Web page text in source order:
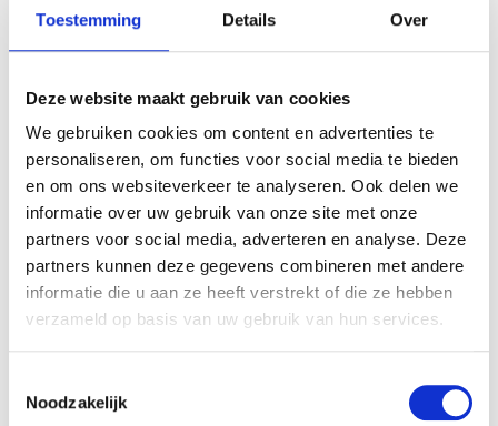
Toestemming Details Over
Deze website maakt gebruik van cookies
We gebruiken cookies om content en advertenties te
personaliseren, om functies voor social media te bieden
en om ons websiteverkeer te analyseren. Ook delen we
informatie over uw gebruik van onze site met onze
partners voor social media, adverteren en analyse. Deze
partners kunnen deze gegevens combineren met andere
informatie die u aan ze heeft verstrekt of die ze hebben
verzameld op basis van uw gebruik van hun services.
Noodzakelijk
*
Ja, ik abonneer me op het Human Design
Professional Magazine*